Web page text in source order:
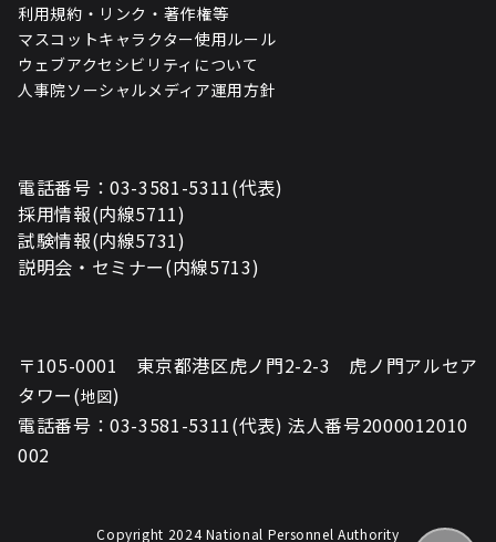
利用規約・リンク・著作権等
マスコットキャラクター使用ルール
ウェブアクセシビリティについて
人事院ソーシャルメディア運用方針
電話番号：03-3581-5311(代表)
採用情報(内線5711)
試験情報(内線5731)
説明会・セミナー(内線5713)
〒105-0001 東京都港区虎ノ門2-2-3 虎ノ門アルセア
タワー(地図)
電話番号：03-3581-5311(代表) 法人番号2000012010
002
Copyright 2024 National Personnel Authority